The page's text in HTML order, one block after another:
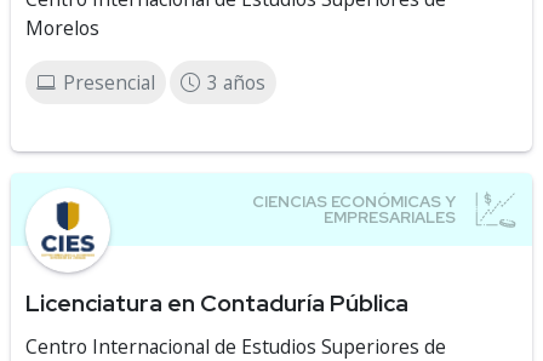
Morelos
Presencial 3 años
Licenciatura en Contaduría Pública
Centro Internacional de Estudios Superiores de